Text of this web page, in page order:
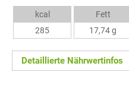
kcal
285
Fett
17,74 g
Detaillierte Nährwertinfos